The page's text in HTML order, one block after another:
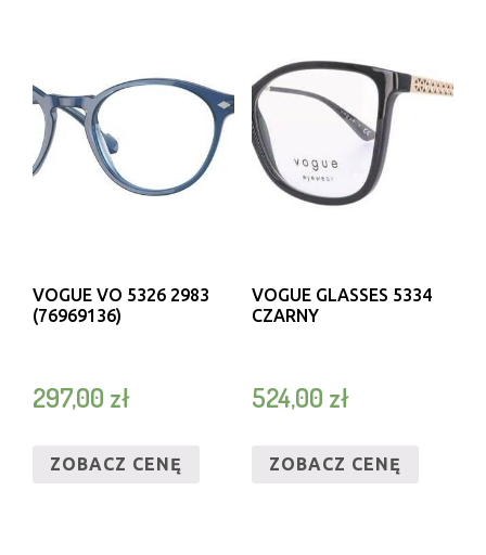
VOGUE VO 5326 2983
(76969136)
297,00 zł
ZOBACZ CENĘ
VOGUE GLASSES 5334
CZARNY
524,00 zł
ZOBACZ CENĘ